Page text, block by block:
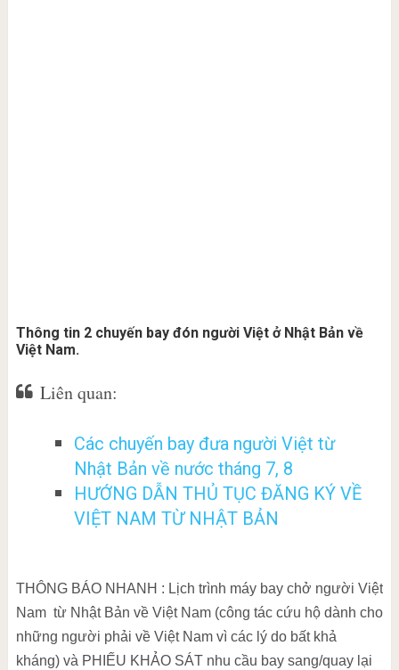
Thông tin 2 chuyến bay đón người Việt ở Nhật Bản về
Việt Nam.
Liên quan:
Các chuyến bay đưa người Việt từ
Nhật Bản về nước tháng 7, 8
HƯỚNG DẪN THỦ TỤC ĐĂNG KÝ VỀ
VIỆT NAM TỪ NHẬT BẢN
THÔNG BÁO NHANH : Lịch trình máy bay chở người Việt
Nam từ Nhật Bản về Việt Nam (công tác cứu hộ dành cho
những người phải về Việt Nam vì các lý do bất khả
kháng) và PHIẾU KHẢO SÁT nhu cầu bay sang/quay lại